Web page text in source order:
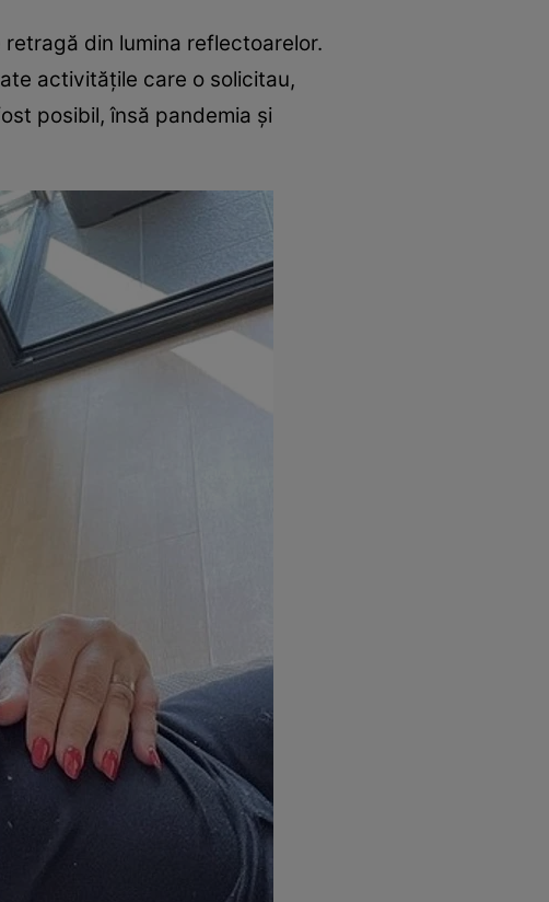
din lumina reflectoarelor.
activităţile care o solicitau,
posibil, însă pandemia și